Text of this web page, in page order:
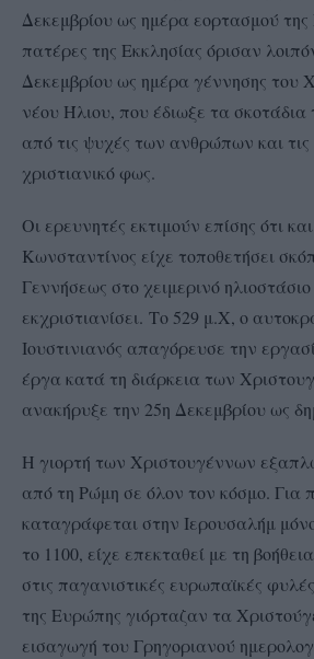
Δεκεμβρίου ως ημέρα εορτασμού
πατέρες της Εκκλησίας όρισαν
Δεκεμβρίου ως ημέρα γέννησης του
νέου Ήλιου, που έδιωξε τα σκοτάδια
από τις ψυχές των ανθρώπων και
χριστιανικό φως.
Οι ερευνητές εκτιμούν επίσης ότι
Κωνσταντίνος είχε τοποθετήσει
Γεννήσεως στο χειμερινό
εκχριστιανίσει. Το 529 μ.Χ, ο
Ιουστινιανός απαγόρευσε την
έργα κατά τη διάρκεια των
ανακήρυξε την 25η Δεκεμβρίου ως
Η γιορτή των Χριστουγέννων
από τη Ρώμη σε όλον τον κόσμο. Για
καταγράφεται στην Ιερουσαλήμ
το 1100, είχε επεκταθεί με τη
στις παγανιστικές ευρωπαϊκές
της Ευρώπης γιόρταζαν τα
εισαγωγή του Γρηγοριανού